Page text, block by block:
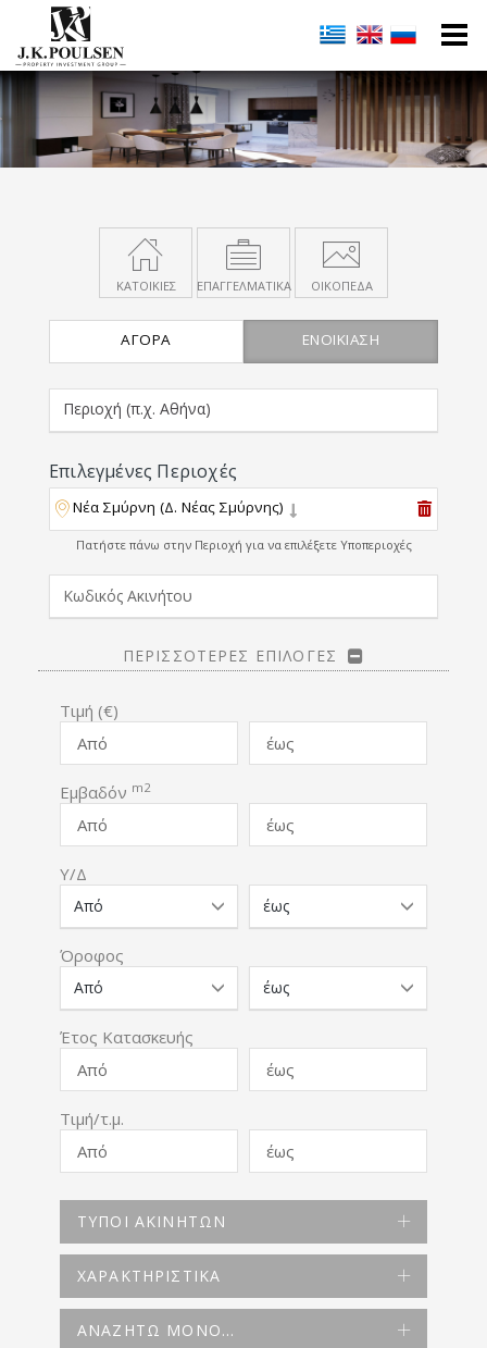
ΚΑΤΟΙΚΙΕΣ ΕΠΑΓΓΕΛΜΑΤΙΚΑ ΟΙΚΟΠΕΔΑ
ΑΓΟΡΆ ΕΝΟΙΚΊΑΣΗ
Επιλεγμένες Περιοχές
Νέα Σμύρνη (Δ. Νέας Σμύρνης)
Πατήστε πάνω στην Περιοχή για να επιλέξετε Υποπεριοχές
ΠΕΡΙΣΣΟΤΕΡΕΣ ΕΠΙΛΟΓΕΣ
Τιμή (€)
Εμβαδόν m2
Υ/Δ
Όροφος
Έτος Κατασκευής
Τιμή/τ.μ.
ΤΥΠΟΙ ΑΚΙΝΗΤΩΝ
ΧΑΡΑΚΤΗΡΙΣΤΙΚΑ
ΑΝΑΖΗΤΩ ΜΟΝΟ...